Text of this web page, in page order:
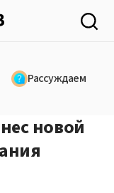
Рассуждаем
новой